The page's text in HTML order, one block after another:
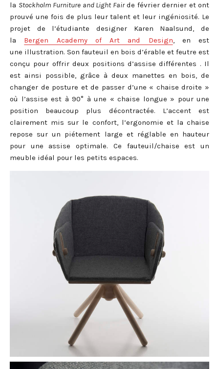
la Stockholm Furniture and Light Fairde février dernier et ont
prouvé une fois de plus leur talent et leur ingéniosité. Le
projet de l’étudiante designer Karen Naalsund, de
la Bergen Academy of Art and Design, en est
une illustration. Son fauteuil en bois d’érable et feutre est
conçu pour offrir deux positions d’assise différentes . Il
est ainsi possible, grâce à deux manettes en bois, de
changer de posture et de passer d’une « chaise droite »
où l’assise est à 90° à une « chaise longue » pour une
position beaucoup plus décontractée. L’accent est
clairement mis sur le confort, l’ergonomie et la chaise
repose sur un piétement large et réglable en hauteur
pour une assise optimale. Ce fauteuil/chaise est un
meuble idéal pour les petits espaces.